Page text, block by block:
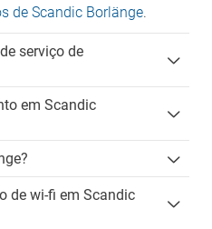
de Scandic Borlänge.
serviço de
em Scandic
de wi-fi em Scandic